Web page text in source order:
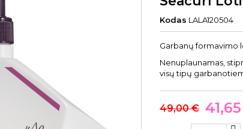
Kodas LALA120504
Garbanų formavimo
Nenuplaunamas,
visų tipų
49,00 €